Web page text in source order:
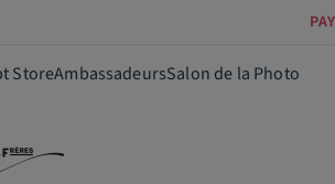
StoreAmbassadeursSalon de la Photo